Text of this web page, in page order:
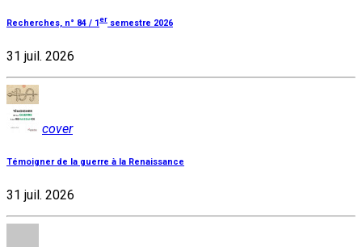
Recherches, n° 84 / 1er semestre 2026
31 juil. 2026
cover
Témoigner de la guerre à la Renaissance
31 juil. 2026